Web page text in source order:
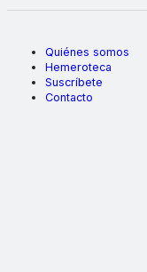
Quiénes somos
Hemeroteca
Suscríbete
Contacto